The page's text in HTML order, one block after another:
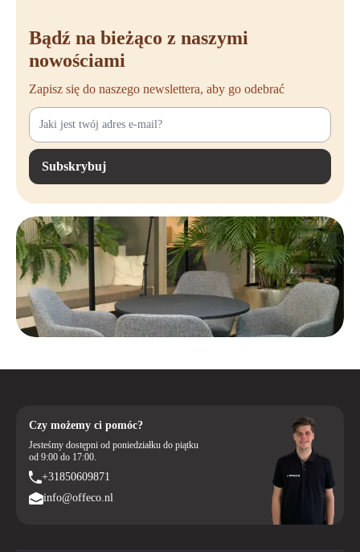
Bądź na bieżąco z naszymi
nowościami
Zapisz się do naszego newslettera, aby go odebrać
Subskrybuj
Czy możemy ci pomóc?
Jesteśmy dostępni od poniedziałku do piątku
od 9:00 do 17:00.
+31850609871
info@offeco.nl